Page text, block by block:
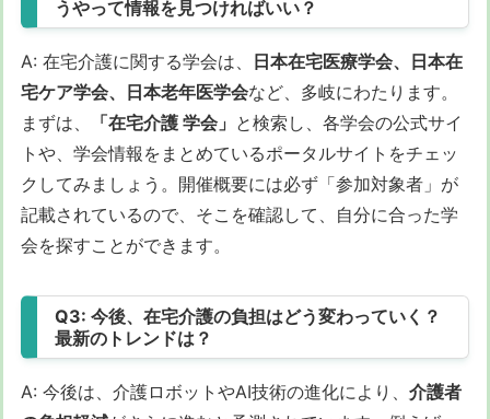
うやって情報を見つければいい？
A: 在宅介護に関する学会は、 日本在宅医療学会、日本在
宅ケア学会、日本老年医学会など、多岐にわたります。
まずは、
「在宅介護 学会」 と検索し、各学会の公式サイ
トや、学会情報をまとめているポータルサイトをチェッ
クしてみましょう。開催概要には必ず「参加対象者」が
記載されているので、そこを確認して、自分に合った学
会を探すことができます。
Q3: 今後、在宅介護の負担はどう変わっていく？
最新のトレンドは？
A: 今後は、介護ロボットやAI技術の進化により、 介護者